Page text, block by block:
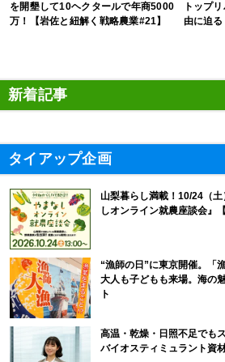
を開墾して10ヘクタールで年商5000
万！【岩佐と紐解く戦略農業#21】
トップ
由に迫る
新着記事
タイアップ企画
山梨暮らし満載！10/24（
しオンライン就農座談会』
“漁師の日”に東京開催。「
大人も子どもも来場。海の
ト
高温・乾燥・日照不足でも
バイオスティミュラント資